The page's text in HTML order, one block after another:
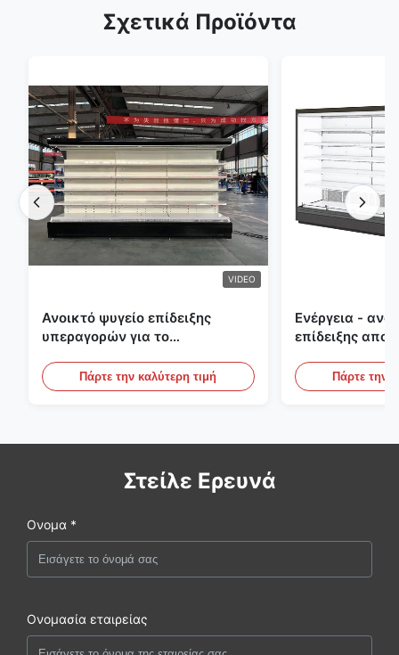
Σχετικά Προϊόντα
VIDEO
Ανοικτό ψυγείο επίδειξης
υπεραγορών για το
φωτισμό των οδηγήσεων
Πάρτε την καλύτερη τιμή
Ενέργεια -
επίδειξης
περιπτώσεις
Πάρτε την
Στείλε Ερευνά
Ονομα *
Ονομασία εταιρείας